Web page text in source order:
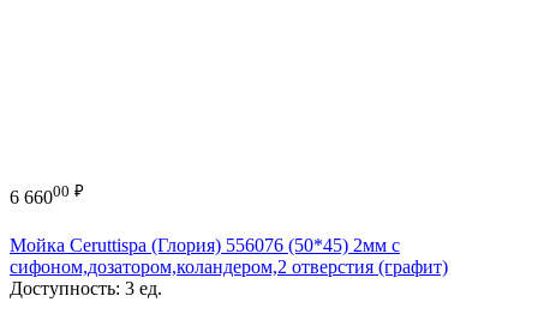
6 66000 ₽
Мойка Ceruttispa (Глория) 556076 (50*45) 2мм с
сифоном,дозатором,коландером,2 отверстия (графит)
Доступность: 3 ед.